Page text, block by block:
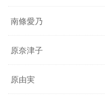
南條愛乃
原奈津子
原由実